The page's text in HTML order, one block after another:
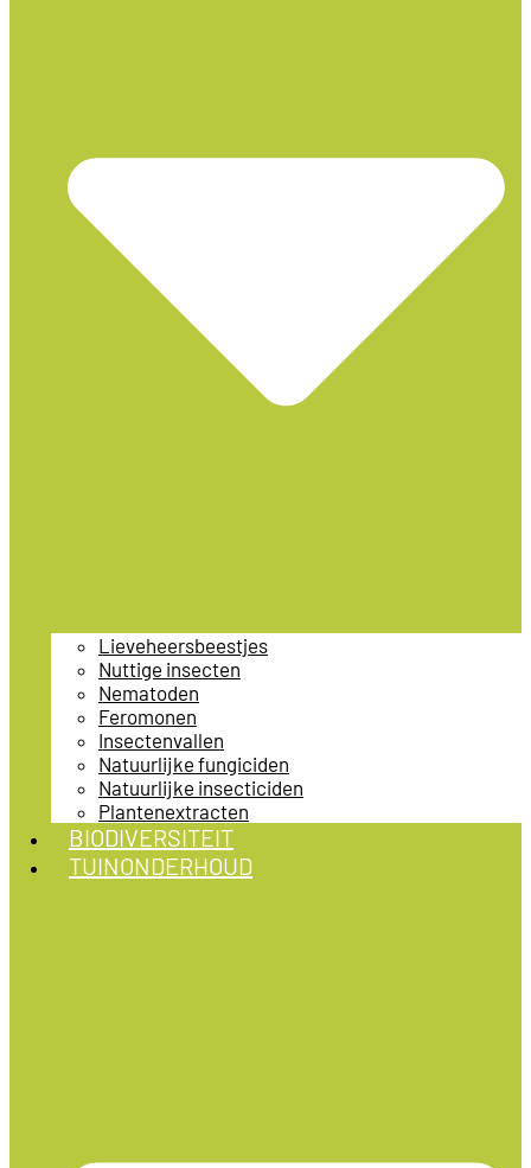
Lieveheersbeestjes
Nuttige insecten
Nematoden
Feromonen
Insectenvallen
Natuurlijke fungiciden
Natuurlijke insecticiden
Plantenextracten
BIODIVERSITEIT
TUINONDERHOUD